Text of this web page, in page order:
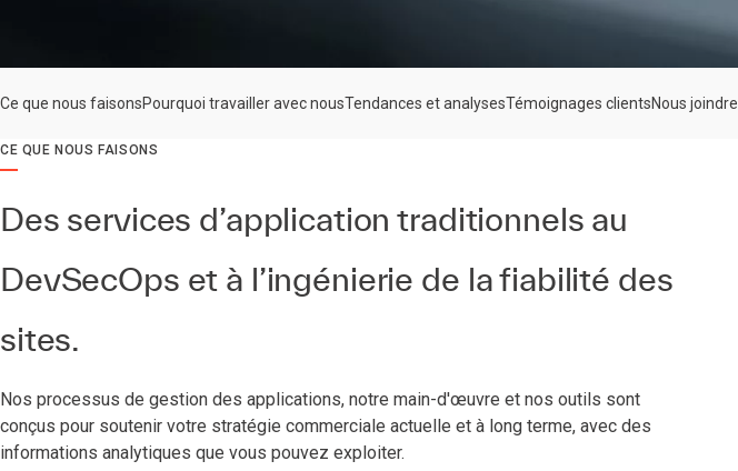
Ce que nous faisonsPourquoi travailler avec nousTendances et analysesTémoignages clientsNous joindre
CE QUE NOUS FAISONS
Des services d’application traditionnels au
DevSecOps et à l’ingénierie de la fiabilité des
sites.
Nos processus de gestion des applications, notre main-d'œuvre et nos outils sont
conçus pour soutenir votre stratégie commerciale actuelle et à long terme, avec des
informations analytiques que vous pouvez exploiter.